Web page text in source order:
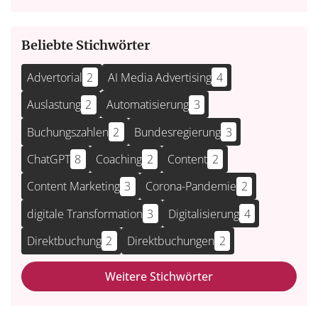
Beliebte Stichwörter
Advertorial 2 AI Media Advertising 4
Auslastung 2 Automatisierung 3
Buchungszahlen 2 Bundesregierung 3
ChatGPT 8 Coaching 2 Content 2
Content Marketing 3 Corona-Pandemie 2
digitale Transformation 3 Digitalisierung 4
Direktbuchung 2 Direktbuchungen 2
Weitere Stichwörter